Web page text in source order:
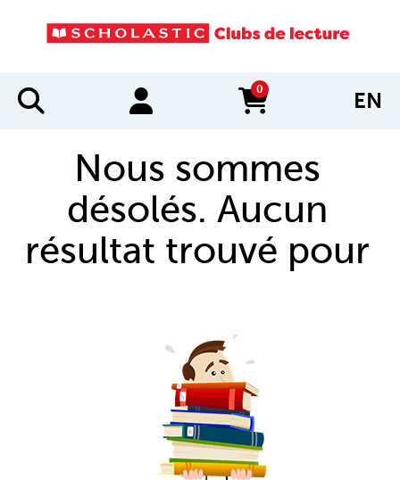
0
items in cart EN
Nous sommes
désolés. Aucun
résultat trouvé pour